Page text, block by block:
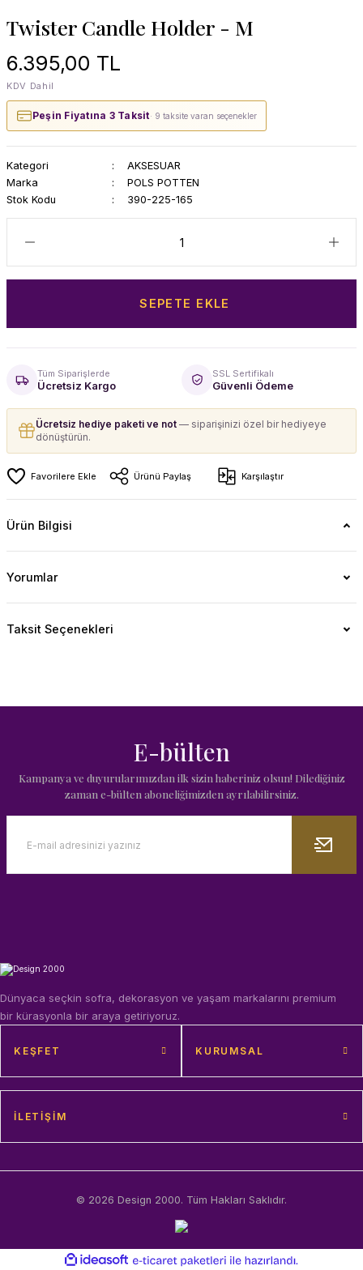
Twister Candle Holder - M
6.395,00 TL
KDV Dahil
Peşin Fiyatına 3 Taksit· 9 taksite varan seçenekler
Kategori
AKSESUAR
Marka
POLS POTTEN
Stok Kodu
390-225-165
SEPETE EKLE
Tüm Siparişlerde
Ücretsiz Kargo
SSL Sertifikalı
Güvenli Ödeme
Ücretsiz hediye paketi ve not — siparişinizi özel bir hediyeye
dönüştürün.
Ürünü Paylaş Karşılaştır
Ürün Bilgisi
Yorumlar
Taksit Seçenekleri
E-bülten
Kampanya ve duyurularımızdan ilk sizin haberiniz olsun! Dilediğiniz
zaman e-bülten aboneliğimizden ayrılabilirsiniz.
Dünyaca seçkin sofra, dekorasyon ve yaşam markalarını premium
bir kürasyonla bir araya getiriyoruz.
KEŞFET KURUMSAL
İLETIŞIM
© 2026 Design 2000. Tüm Hakları Saklıdır.
ideasoft
e-